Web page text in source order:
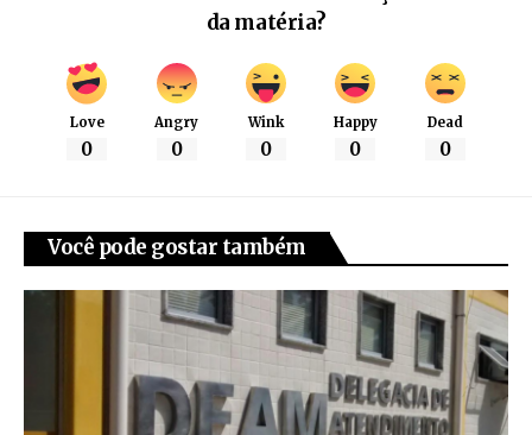
da matéria?
Love
0
Angry
0
Wink
0
Happy
0
Dead
0
Você pode gostar também